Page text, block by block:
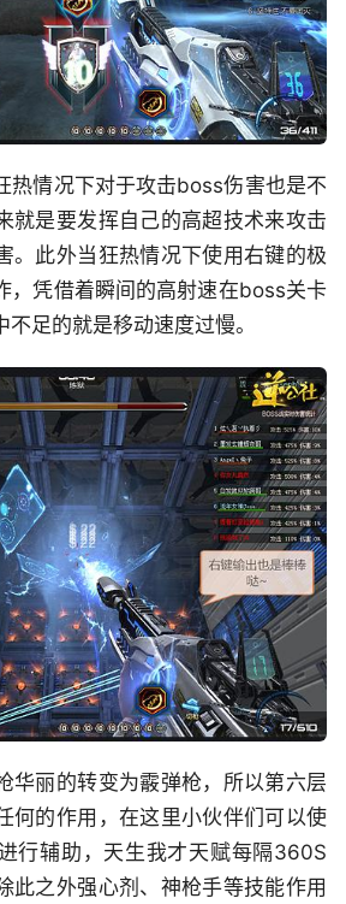
热情况下对于攻击boss伤害也是不
就是要发挥自己的高超技术来攻击
。此外当狂热情况下使用右键的极
，凭借着瞬间的高射速在boss关卡
足的就是移动速度过慢。
华丽的转变为霰弹枪，所以第六层
何的作用，在这里小伙伴们可以使
行辅助，天生我才天赋每隔360S
此之外强心剂、神枪手等技能作用